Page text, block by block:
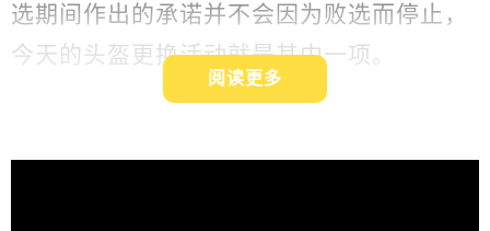
选期间作出的承诺并不会因为败选而停止，
今天的头盔更换活动就是其中一项。
阅读更多